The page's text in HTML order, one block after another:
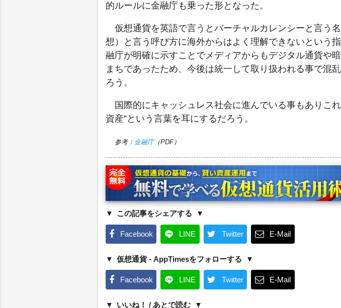
的ルールに金融庁も乗った形となった。
仮想通貨を英語で言うとバーチャルカレンシーと言う
想）と言う呼び方に海外からはよく理解できないという
融庁が明確に示すことでメディアからもデジタル通貨や
まちであったため、今後は統一して取り扱われる事で混
ろう。
国際的にキャッシュレス社会に進んでいる事もありこ
資産”という言葉を耳にするだろう。
参考： 金融庁（PDF）
この記事をシェアする
Facebook LINE Twitter E-Mail
仮想通貨 - AppTimesをフォローする
Facebook LINE Twitter E-Mail
いいね！ / あとで読む